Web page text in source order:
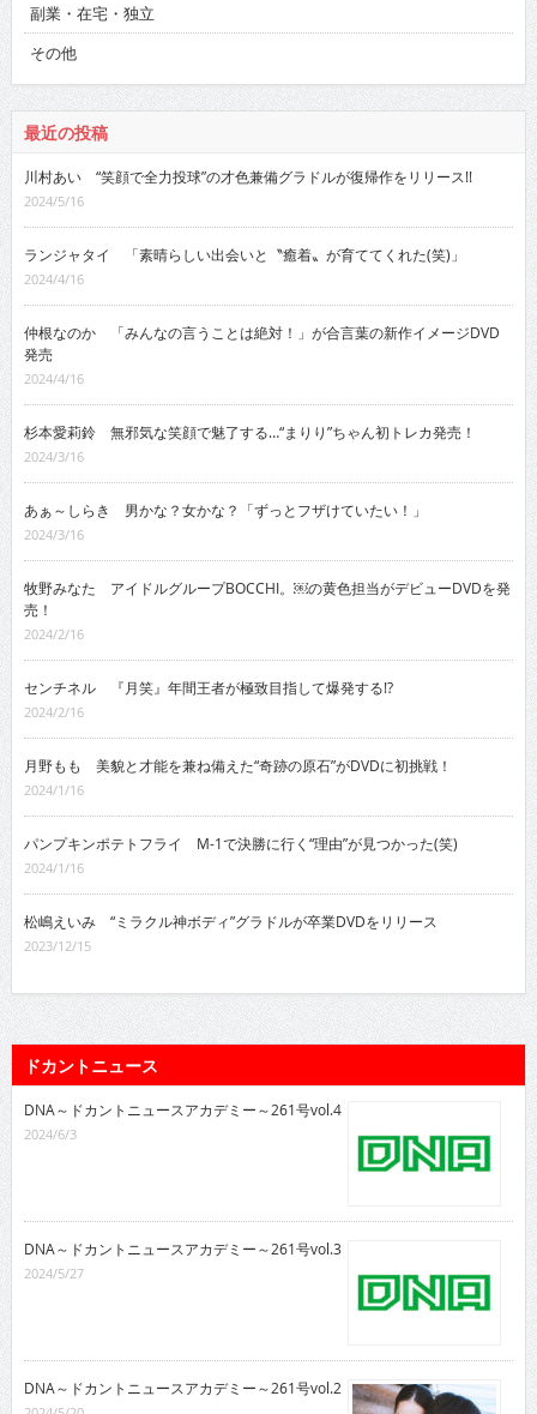
その他
最近の投稿
2024/5/16
ランジャタイ 「素晴らしい出会いと〝癒着〟が育ててくれた(笑)」
2024/4/16
仲根なのか 「みんなの言うことは絶対！」が合言葉の新作イメージDVD
発売
2024/4/16
杉本愛莉鈴 無邪気な笑顔で魅了する…“まりり”ちゃん初トレカ発売！
2024/3/16
あぁ～しらき 男かな？女かな？「ずっとフザけていたい！」
2024/3/16
牧野みなた アイドルグループBOCCHI。￼の黄色担当がデビューDVDを発
売！
2024/2/16
センチネル 『月笑』年間王者が極致目指して爆発する!?
2024/2/16
月野もも 美貌と才能を兼ね備えた“奇跡の原石”がDVDに初挑戦！
2024/1/16
パンプキンポテトフライ M-1で決勝に行く“理由”が見つかった(笑)
2024/1/16
松嶋えいみ “ミラクル神ボディ”グラドルが卒業DVDをリリース
2023/12/15
ドカントニュース
DNA～ドカントニュースアカデミー～261号vol.4
2024/6/3
DNA～ドカントニュースアカデミー～261号vol.3
2024/5/27
DNA～ドカントニュースアカデミー～261号vol.2
2024/5/20